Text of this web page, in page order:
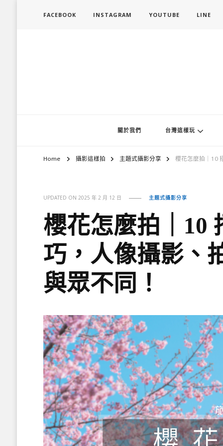
FACEBOOK INSTAGRAM YOUTUBE LINE
關於我們 台灣這樣玩
Home 攝影這樣拍 主題式攝影分享 櫻花怎麼拍｜10
UPDATED ON 2025 年 2 月 12 日 主題式攝影分享
櫻花怎麼拍｜10
巧，人像攝影、
與眾不同！